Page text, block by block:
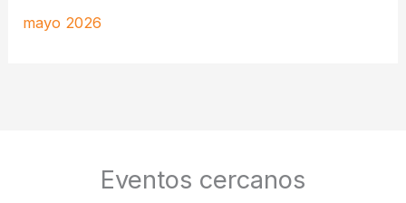
mayo 2026
Eventos cercanos